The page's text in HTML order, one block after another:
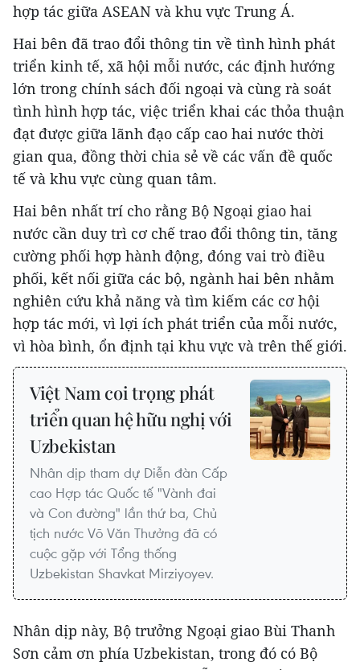
hợp tác giữa ASEAN và khu vực Trung Á.
Hai bên đã trao đổi thông tin về tình hình phát
triển kinh tế, xã hội mỗi nước, các định hướng
lớn trong chính sách đối ngoại và cùng rà soát
tình hình hợp tác, việc triển khai các thỏa thuận
đạt được giữa lãnh đạo cấp cao hai nước thời
gian qua, đồng thời chia sẻ về các vấn đề quốc
tế và khu vực cùng quan tâm.
Hai bên nhất trí cho rằng Bộ Ngoại giao hai
nước cần duy trì cơ chế trao đổi thông tin, tăng
cường phối hợp hành động, đóng vai trò điều
phối, kết nối giữa các bộ, ngành hai bên nhằm
nghiên cứu khả năng và tìm kiếm các cơ hội
hợp tác mới, vì lợi ích phát triển của mỗi nước,
vì hòa bình, ổn định tại khu vực và trên thế giới.
Việt Nam coi trọng phát
triển quan hệ hữu nghị với
Uzbekistan
Nhân dịp tham dự Diễn đàn Cấp
cao Hợp tác Quốc tế "Vành đai
và Con đường" lần thứ ba, Chủ
tịch nước Võ Văn Thưởng đã có
cuộc gặp với Tổng thống
Uzbekistan Shavkat Mirziyoyev.
Nhân dịp này, Bộ trưởng Ngoại giao Bùi Thanh
Sơn cảm ơn phía Uzbekistan, trong đó có Bộ